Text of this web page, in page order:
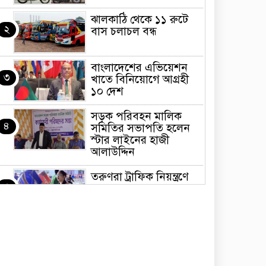
২
ঝালকাঠি থেকে ১১ রুটে
বাস চলাচল বন্ধ
৩
বাংলাদেশের এভিয়েশন
খাতে বিনিয়োগে আগ্রহী
১০ দেশ
৪
সড়ক পরিবহন মালিক
সমিতির সভাপতি হলেন
স্টার লাইনের হাজী
আলাউদ্দিন
৫
তরুণরা ট্রাফিক নিয়ন্ত্রণে
নামুক আবার